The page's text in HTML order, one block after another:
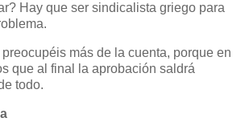
Hay que ser sindicalista griego para
más de la cuenta, porque en
que al final la aprobación saldrá
todo.